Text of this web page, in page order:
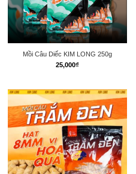
Mồi Câu Diếc KIM LONG 250g
25,000₫